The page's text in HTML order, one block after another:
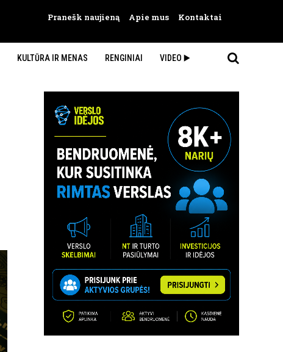
Pranešk naujieną Apie mus Kontaktai
KULTŪRA IR MENAS RENGINIAI VIDEO ▶️